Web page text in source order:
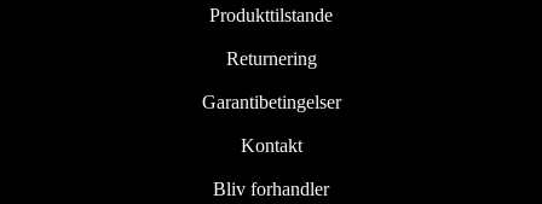
Produkttilstande
Returnering
Garantibetingelser
Kontakt
Bliv forhandler